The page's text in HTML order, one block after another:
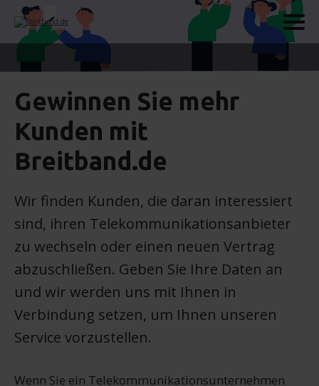
Gewinnen Sie mehr
Kunden mit
Breitband.de
Wir finden Kunden, die daran interessiert
sind, ihren Telekommunikationsanbieter
zu wechseln oder einen neuen Vertrag
abzuschließen. Geben Sie Ihre Daten an
und wir werden uns mit Ihnen in
Verbindung setzen, um Ihnen unseren
Service vorzustellen.
Wenn Sie ein Telekommunikationsunternehmen